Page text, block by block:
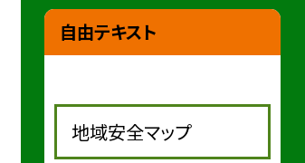
自由テキスト
地域安全マップ